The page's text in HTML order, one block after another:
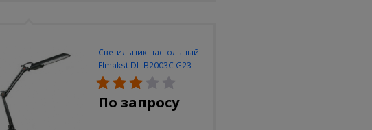
Светильник настольный
Elmakst DL-B2003C G23
черный струбцина
По запросу